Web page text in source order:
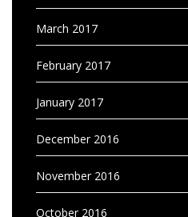
March 2017
February 2017
January 2017
December 2016
November 2016
October 2016